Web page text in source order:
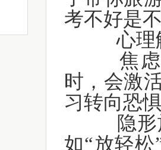
考不好是
心理
焦虑
时，会激
习转向恐
隐形施
如“放轻